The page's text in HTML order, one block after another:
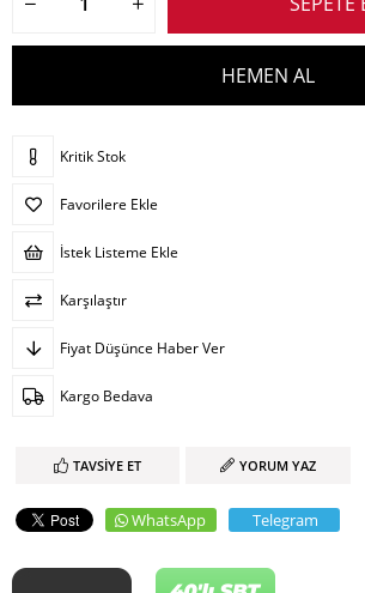
Kritik Stok
Favorilere Ekle
İstek Listeme Ekle
Karşılaştır
Fiyat Düşünce Haber Ver
Kargo Bedava
TAVSIYE ET YORUM YAZ
WhatsApp Telegram